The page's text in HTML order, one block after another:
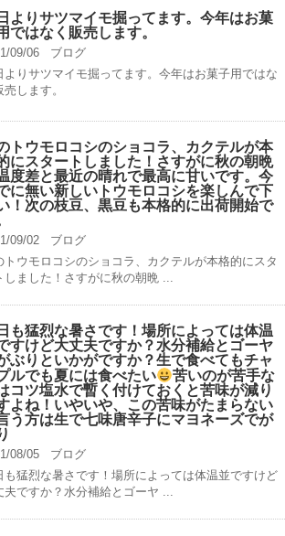
よりサツマイモ掘ってます。今年はお菓
ではなく販売します。
09/06
ブログ
よりサツマイモ掘ってます。今年はお菓子用ではな
売します。
トウモロコシのショコラ、カクテルが本
にスタートしました！さすがに秋の朝晩
度差と最近の晴れで最高に甘いです。今
に無い新しいトウモロコシを楽しんで下
！次の枝豆、黒豆も本格的に出荷開始で
09/02
ブログ
トウモロコシのショコラ、カクテルが本格的にスタ
しました！さすがに秋の朝晩 ...
も猛烈な暑さです！場所によっては体温
すけど大丈夫ですか？水分補給とゴーヤ
ぶりといかがですか？生で食べてもチャ
ルでも夏には食べたい
苦いのが苦手な
コツ塩水で暫く付けておくと苦味が減り
よね！いやいや、この苦味がたまらない
う方は生で七味唐辛子にマヨネーズでが
08/05
ブログ
も猛烈な暑さです！場所によっては体温並ですけど
夫ですか？水分補給とゴーヤ ...